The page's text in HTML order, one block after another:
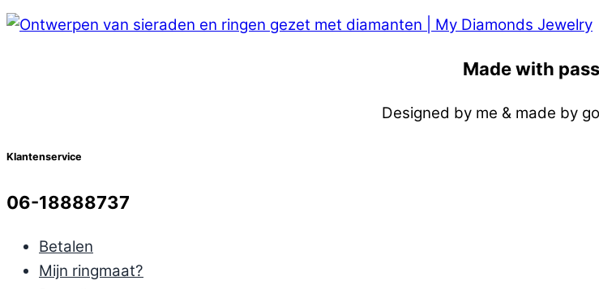
Made with
Designed by me & made by
Klantenservice
06-18888737
Betalen
Mijn ringmaat?